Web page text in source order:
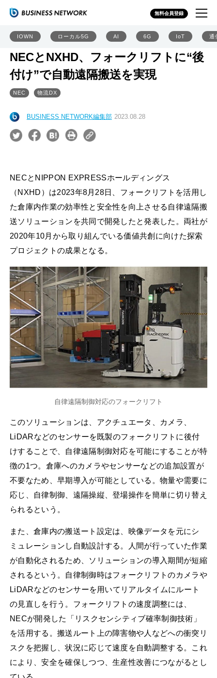
無料会員登録
IOWN ローカル5G AI 6G IoT 通
NECとNXHD、フォークリフトに“後
付け”で自動遠隔搬送を実現
NEC 物流DX
BUSINESS NETWORK編集部 2023.08.28
NECとNIPPON EXPRESSホールディングス
（NXHD）は2023年8月28日、フォークリフトを活用し
た倉庫内作業の効率性と安全性を向上させる自律遠隔搬
送ソリューションを共同で開発したと発表した。両社が
2020年10月から取り組んでいる価値共創に向けた探索
プロジェクトの成果となる。
自律遠隔制御対応のフォークリフト
このソリューションは、アクチュエータ、カメラ、
LiDARなどのセンサーを既製のフォークリフトに後付
けすることで、自律遠隔制御対応を可能にすることが特
徴の1つ。倉庫へのカメラやセンサーなどの追加設置が
不要なため、早期導入が可能としている。物量や需要に
応じ、自律制御、遠隔操縦、登場操作を簡単に切り替え
られるという。
また、倉庫内の搬送ート設定は、映像データを元にシ
ミュレーションし自動設計する。人間が行っていた作業
が自動化されるため、ソリューションの導入期間が短縮
されるという。自律制御時はフォークリフトのカメラや
LiDARなどのセンサーを用いてリアルタイムにルート
の見直しを行う。フォークリフトの速度調整には、
NECが開発した「リスクセンシティブ確率制御技術」
を活用する。搬送ルート上の障害物や人などへの衝突リ
スクを把握し、状況に応じて速度を自動調整する。これ
により、安全を確保しつつ、生産性改善につながるとし